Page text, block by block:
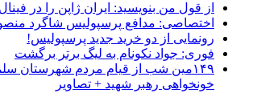
از قول من بنویسید: ایران ژاپن را در
اختصاصی: مدافع پرسپولیس شاگرد
رونمایی از دو خرید جدید پرسپولیس!
فوری: جواد نکونام به لیگ برتر برگشت
۱۴۹مین شب از قیام مردم شهرستان
خونخواهی رهبر شهید + تصاویر